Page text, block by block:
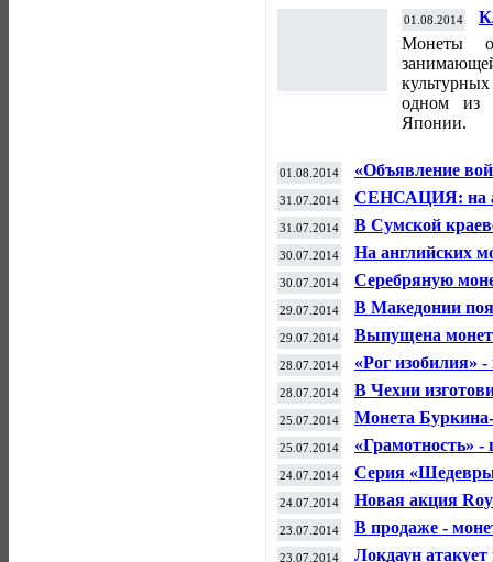
01.08.2014
Монеты
одном из
Японии.
01.08.2014
«Объявление
империю»
31.07.2014 СЕНСАЦИЯ: на
31.07.2014
В Сумской
монет
30.07.2014 На английских
30.07.2014 Серебряную
29.07.2014 В Македонии
29.07.2014 Выпущена
28.07.2014 «Рог изобилия»
28.07.2014 В Чехии
25.07.2014 Монета Буркина-
25.07.2014
«Грамотность» -
коллекционные
24.07.2014
Серия «Шедевры
и лебедь»
24.07.2014 Новая акция
23.07.2014 В продаже -
23.07.2014 Локдаун